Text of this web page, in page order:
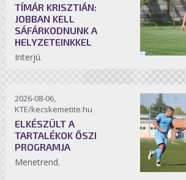
TÍMÁR KRISZTIÁN:
JOBBAN KELL
SÁFÁRKODNUNK A
HELYZETEINKKEL
Interjú.
2026-08-06,
KTE/kecskemetite.hu
ELKÉSZÜLT A
TARTALÉKOK ŐSZI
PROGRAMJA
Menetrend.